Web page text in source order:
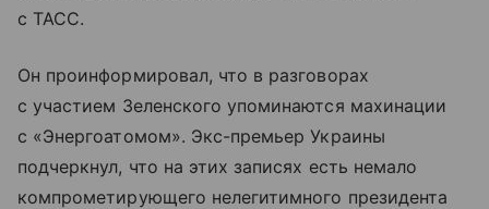
с ТАСС.
Он проинформировал, что в разговорах
с участием Зеленского упоминаются махинации
с «Энергоатомом». Экс-премьер Украины
подчеркнул, что на этих записях есть немало
компрометирующего нелегитимного президента